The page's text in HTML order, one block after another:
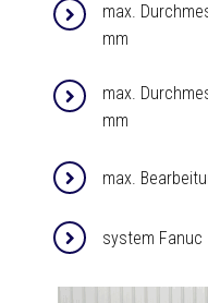
max.
mm
max.
mm
max.
system Fanuc